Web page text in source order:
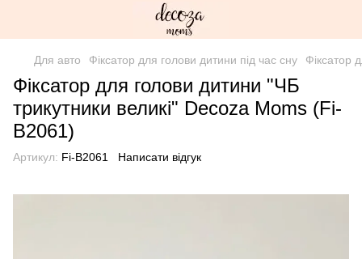
Для авто Фіксатор для голови дитини під час сну Фіксатор
Фіксатор для голови дитини "ЧБ
трикутники великі" Decoza Moms (Fi-
B2061)
Артикул: Fi-B2061 Написати відгук